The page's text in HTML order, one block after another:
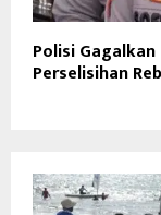
Polisi
Perselisihan